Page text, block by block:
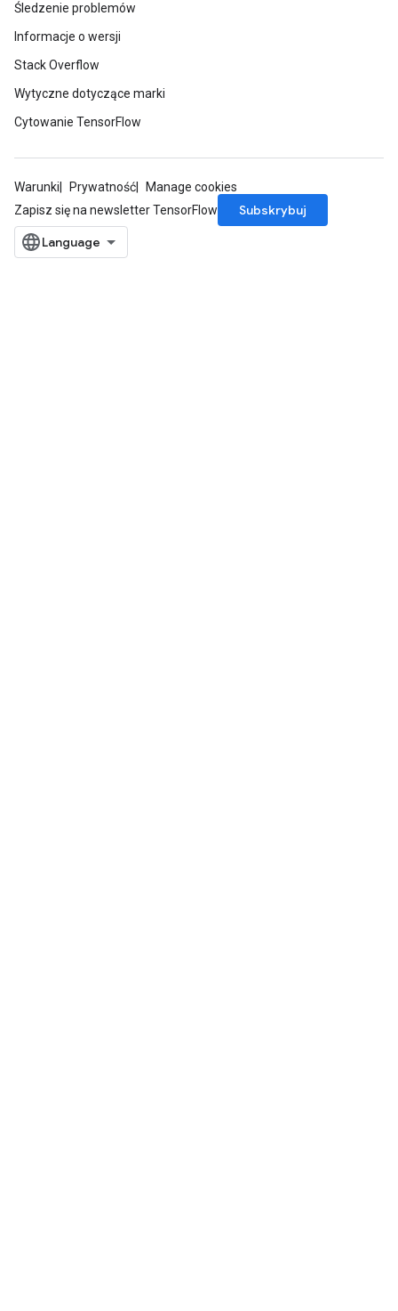
Śledzenie problemów
Informacje o wersji
Stack Overflow
Wytyczne dotyczące marki
Cytowanie TensorFlow
Warunki Prywatność
Manage cookies
Zapisz się na newsletter TensorFlow
Subskrybuj